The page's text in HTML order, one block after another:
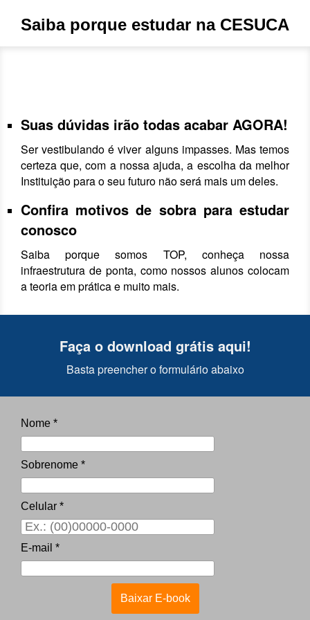
Saiba porque estudar na CESUCA
Suas dúvidas irão todas acabar AGORA!
Ser vestibulando é viver alguns impasses. Mas temos
certeza que, com a nossa ajuda, a escolha da melhor
Instituição para o seu futuro não será mais um deles.
Confira motivos de sobra para estudar
conosco
Saiba porque somos TOP, conheça nossa
infraestrutura de ponta, como nossos alunos colocam
a teoria em prática e muito mais.
Faça o download grátis aqui!
Basta preencher o formulário abaixo
Nome *
Sobrenome *
Celular *
E-mail *
Baixar E-book